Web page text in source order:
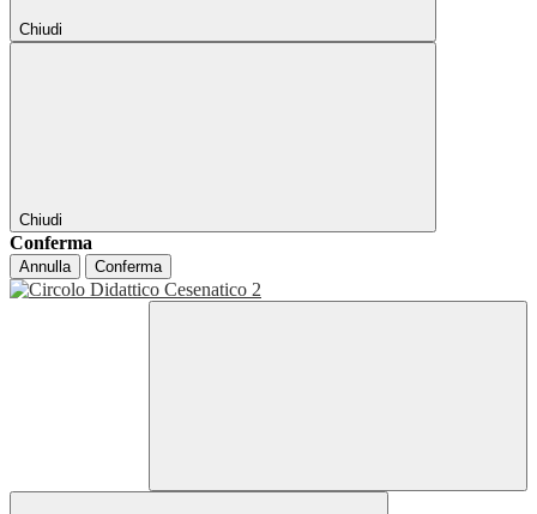
Chiudi
Chiudi
Conferma
Annulla Conferma